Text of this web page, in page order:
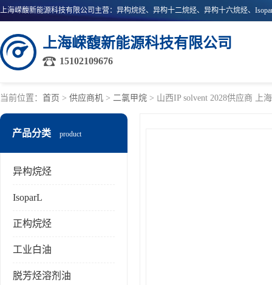
上海嵘馥新能源科技有限公司
15102109676
当前位置： 首页 > 供应商机 > 二氯甲烷 > 山西IP solvent 2028供应商 上
产品分类 product
异构烷烃
IsoparL
正构烷烃
工业白油
脱芳烃溶剂油